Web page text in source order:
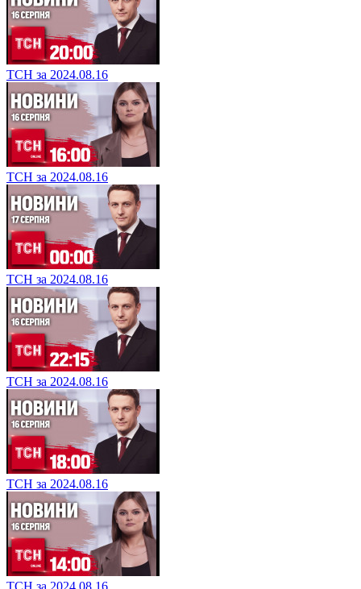
ТСН за 2024.08.16
ТСН за 2024.08.16
ТСН за 2024.08.16
ТСН за 2024.08.16
ТСН за 2024.08.16
ТСН за 2024.08.16